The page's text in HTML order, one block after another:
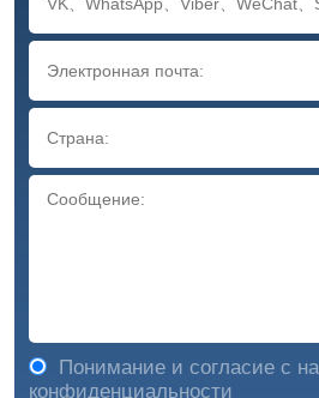
Понимание и согласие с
конфиденциальности